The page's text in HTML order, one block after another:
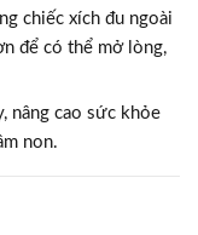
chiếc xích đu ngoài
để có thể mở lòng,
nâng cao sức khỏe
non.